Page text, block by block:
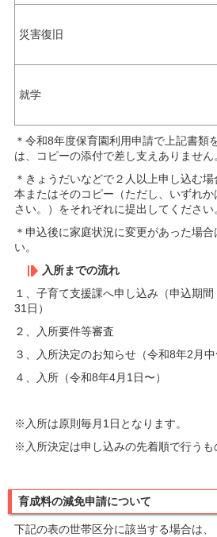
災害復旧
就学
＊令和8年度保育園利用申請で上記書類
は、コピーの添付で差し支えありません
＊きょうだいなどで２人以上申し込む
本またはそのコピー（ただし、いずれ
さい。）をそれぞれに提出してください
＊申込後に家庭状況に変更があった場
い。
入所までの流れ
１、子育て支援課へ申し込み（申込期
31日）
２、入所要件等審査
３、入所決定のお知らせ（令和8年2月中
４、入所（令和8年4月1日〜）
※入所は原則毎月1日となります。
※入所決定は申し込みの先着順で行うも
育成料の減免申請について
下記の表の世帯区分に該当する場合は